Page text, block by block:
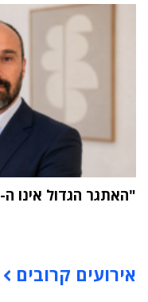
"האתגר הגדול אינו ה-AI אלא הטמעתה בארגון"
אירועים קרובים